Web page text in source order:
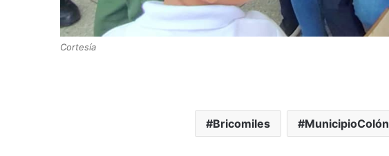
Cortesía
Bricomiles MunicipioColón